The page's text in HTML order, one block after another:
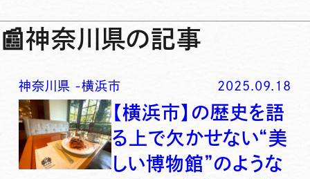
📰神奈川県の記事
神奈川県 -横浜市 2025.09.18
【横浜市】の歴史を語
る上で欠かせない“美
しい博物館”のような